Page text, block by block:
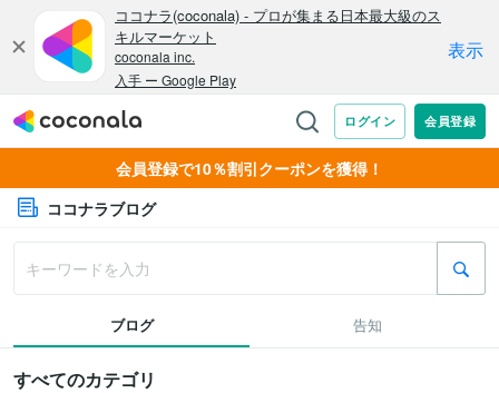
会員登録で10％割引クーポンを獲得！
ココナラブログ
ブログ 告知
すべてのカテゴリ